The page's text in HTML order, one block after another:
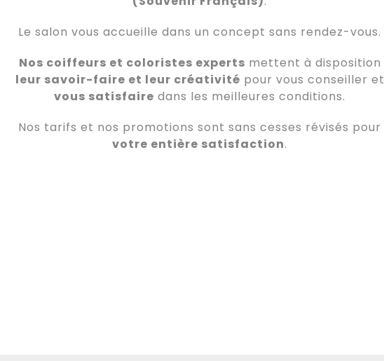
Le salon vous accueille dans un concept sans rendez-vous.
Nos coiffeurs et coloristes experts mettent à disposition
leur savoir-faire et leur créativité pour vous conseiller et
vous satisfaire dans les meilleures conditions.
Nos tarifs et nos promotions sont sans cesses révisés pour
votre entière satisfaction.